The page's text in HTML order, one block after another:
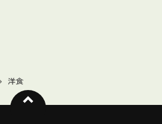
洋食